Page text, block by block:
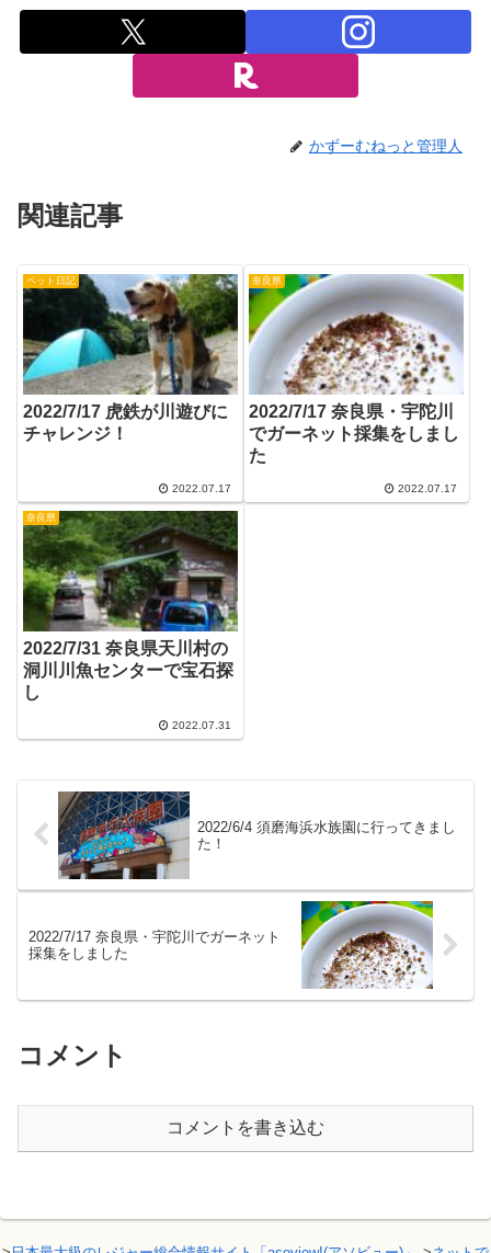
かずーむねっと管理人
関連記事
ペット日記
2022/7/17 虎鉄が川遊びに
チャレンジ！
2022.07.17
奈良県
2022/7/17 奈良県・宇陀川
でガーネット採集をしまし
た
2022.07.17
奈良県
2022/7/31 奈良県天川村の
洞川川魚センターで宝石探
し
2022.07.31
2022/6/4 須磨海浜水族園に行ってきまし
た！
2022/7/17 奈良県・宇陀川でガーネット
採集をしました
コメント
コメントを書き込む